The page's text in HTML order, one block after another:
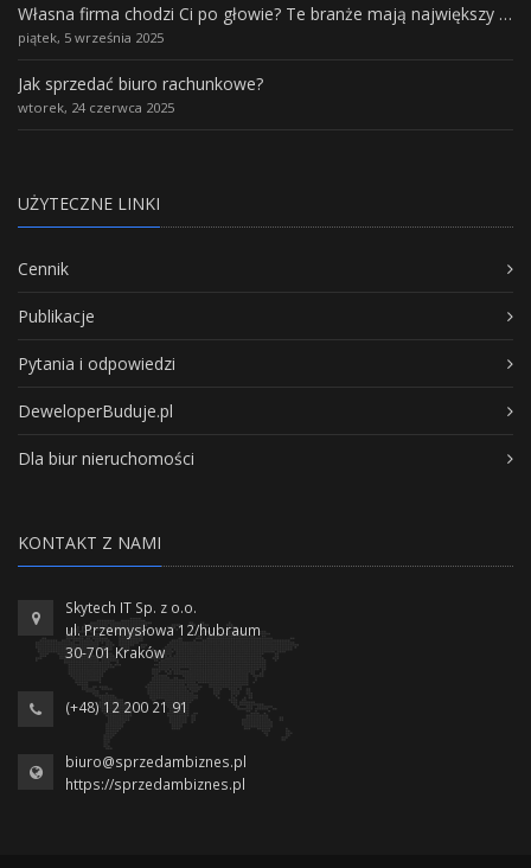
Własna firma chodzi Ci po głowie? Te branże mają największy potencjał rozwoju
piątek, 5 września 2025
Jak sprzedać biuro rachunkowe?
wtorek, 24 czerwca 2025
UŻYTECZNE LINKI
Cennik
Publikacje
Pytania i odpowiedzi
DeweloperBuduje.pl
Dla biur nieruchomości
KONTAKT Z NAMI
Skytech IT Sp. z o.o.
ul. Przemysłowa 12/hubraum
30-701 Kraków
(+48) 12 200 21 91
biuro@sprzedambiznes.pl
https://sprzedambiznes.pl